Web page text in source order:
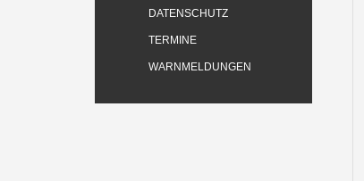
DATENSCHUTZ
TERMINE
WARNMELDUNGEN